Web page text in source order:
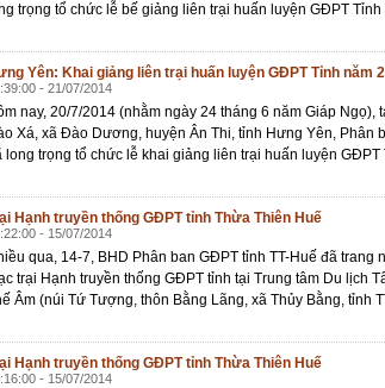
trọng tổ chức lễ bế giảng liên trại huấn luyện GĐPT
Yên: Khai giảng liên trại huấn luyện GĐPT Tỉnh năm
- 21/07/2014
nay, 20/7/2014 (nhằm ngày 24 tháng 6 năm Giáp Ngọ),
Xá, xã Đào Dương, huyện Ân Thi, tỉnh Hưng Yên, Phân
long trọng tổ chức lễ khai giảng liên trại huấn luyện GĐPT
Hạnh truyền thống GĐPT tỉnh Thừa Thiên Huế
- 15/07/2014
qua, 14-7, BHD Phân ban GĐPT tỉnh TT-Huế đã trang
trại Hạnh truyền thống GĐPT tỉnh tại Trung tâm Du lịch
Âm (núi Tứ Tượng, thôn Bằng Lãng, xã Thủy Bằng, tỉnh
Hạnh truyền thống GĐPT tỉnh Thừa Thiên Huế
- 15/07/2014